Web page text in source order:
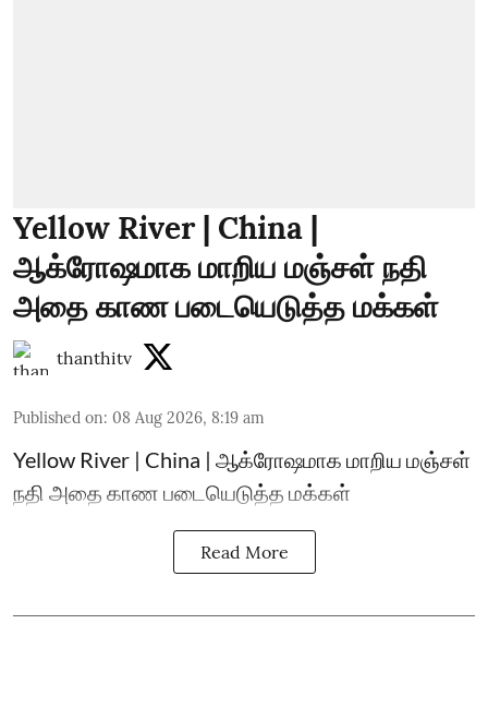
Yellow River | China |
ஆக்ரோஷமாக மாறிய மஞ்சள் நதி
அதை காண படையெடுத்த மக்கள்
thanthitv
Published on: 08 Aug 2026, 8:19 am
Yellow River | China | ஆக்ரோஷமாக மாறிய மஞ்சள்
நதி அதை காண படையெடுத்த மக்கள்
Read More